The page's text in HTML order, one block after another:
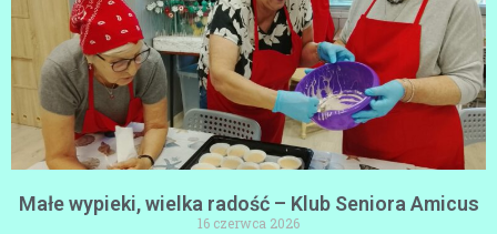
Małe wypieki, wielka radość – Klub Seniora Amicus
16 czerwca 2026